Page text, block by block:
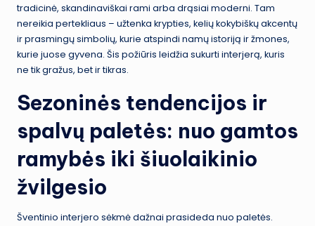
tradicinė, skandinaviškai rami arba drąsiai moderni. Tam
nereikia pertekliaus – užtenka krypties, kelių kokybiškų akcentų
ir prasmingų simbolių, kurie atspindi namų istoriją ir žmones,
kurie juose gyvena. Šis požiūris leidžia sukurti interjerą, kuris
ne tik gražus, bet ir tikras.
Sezoninės tendencijos ir
spalvų paletės: nuo gamtos
ramybės iki šiuolaikinio
žvilgesio
Šventinio interjero sėkmė dažnai prasideda nuo paletės.